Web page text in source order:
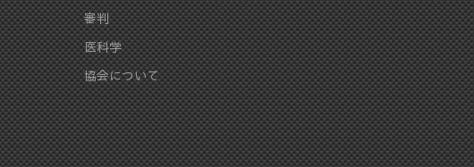
審判
医科学
協会について